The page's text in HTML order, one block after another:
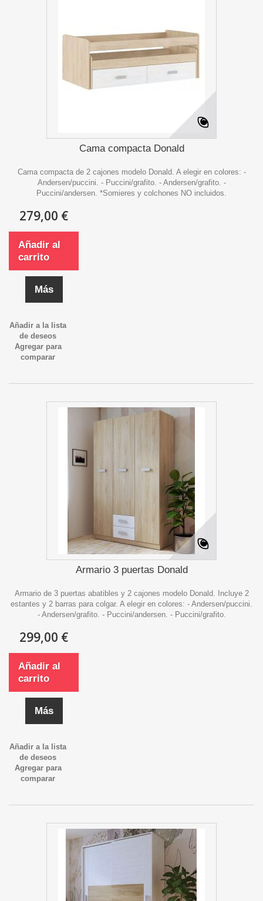
Cama compacta Donald
Cama compacta de 2 cajones modelo Donald. A elegir en colores: -
Andersen/puccini. - Puccini/grafito. - Andersen/grafito. -
Puccini/andersen. *Somieres y colchones NO incluidos.
279,00 €
Añadir al
carrito
Más
Añadir a la lista
de deseos
Agregar para
comparar
Armario 3 puertas Donald
Armario de 3 puertas abatibles y 2 cajones modelo Donald. Incluye 2
estantes y 2 barras para colgar. A elegir en colores: - Andersen/puccini.
- Andersen/grafito. - Puccini/andersen. - Puccini/grafito.
299,00 €
Añadir al
carrito
Más
Añadir a la lista
de deseos
Agregar para
comparar